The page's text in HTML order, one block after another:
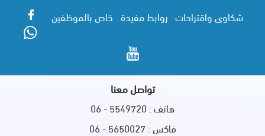
شكاوى واقتراحات روابط مفيدة خاص بالموظفين
تواصل معنا
هاتف : 5549720 - 06
فاكس : 5650027 - 06